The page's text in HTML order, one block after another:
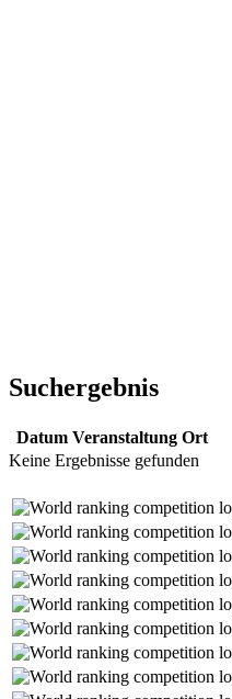
Suchergebnis
Datum Veranstaltung Ort
Keine Ergebnisse gefunden